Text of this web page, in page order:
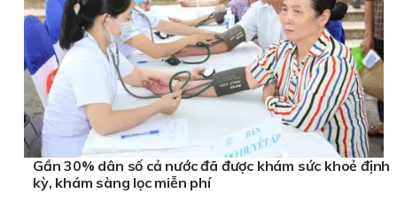
Gần 30% dân số cả nước đã được khám sức khoẻ định
kỳ, khám sàng lọc miễn phí